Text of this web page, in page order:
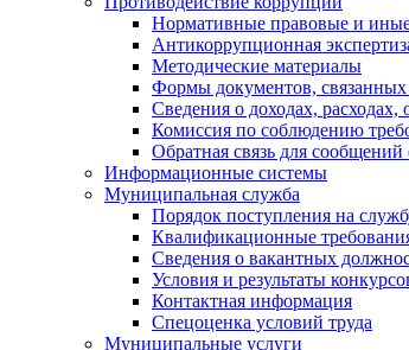
Нормативные правовые и
Антикоррупционная
Методические материалы
Формы документов, связанных
Сведения о доходах, расходах,
Комиссия по соблюдению
Обратная связь для
Информационные системы
Муниципальная служба
Порядок поступления на
Квалификационные
Сведения о вакантных
Условия и результаты
Контактная информация
Спецоценка условий труда
Муниципальные услуги